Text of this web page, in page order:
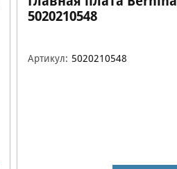
5020210548
Артикул: 5020210548